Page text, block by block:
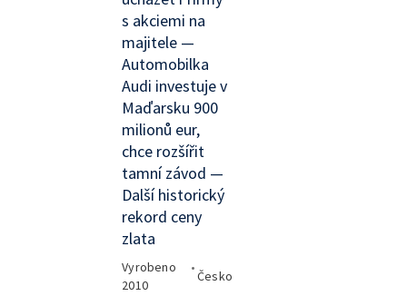
s akciemi na
majitele —
Automobilka
Audi investuje v
Maďarsku 900
milionů eur,
chce rozšířit
tamní závod —
Další historický
rekord ceny
zlata
Vyrobeno
2010
•
Česko